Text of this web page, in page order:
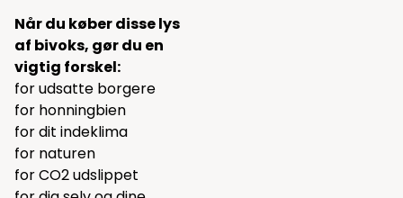
Når du køber disse lys
af bivoks, gør du en
vigtig forskel:
for udsatte borgere
for honningbien
for dit indeklima
for naturen
for CO2 udslippet